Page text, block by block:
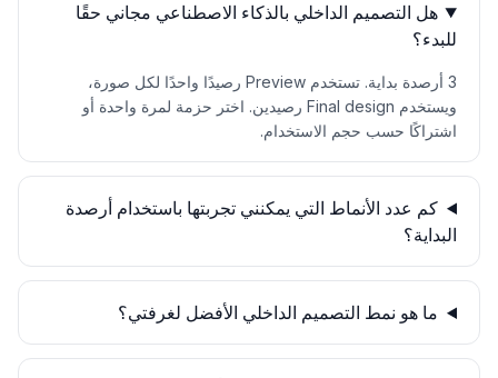
هل التصميم الداخلي بالذكاء الاصطناعي مجاني حقًا
للبدء؟
3 أرصدة بداية. تستخدم Preview رصيدًا واحدًا لكل صورة،
ويستخدم Final design رصيدين. اختر حزمة لمرة واحدة أو
اشتراكًا حسب حجم الاستخدام.
كم عدد الأنماط التي يمكنني تجربتها باستخدام أرصدة
البداية؟
ما هو نمط التصميم الداخلي الأفضل لغرفتي؟